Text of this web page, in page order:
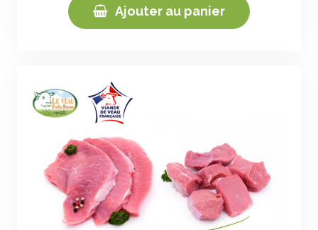
Ajouter au panier